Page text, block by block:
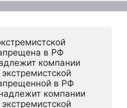
в РФ
компании
в РФ
компании